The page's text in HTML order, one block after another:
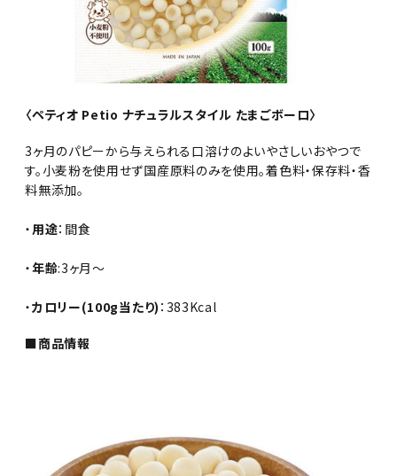
〈ペティオ Petio ナチュラルスタイル たまごボーロ〉
3ヶ月のパピーから与えられる口溶けのよいやさしいおやつで
す。小麦粉を使用せず国産原料のみを使用。着色料・保存料・香
料無添加。
・用途：間食
・年齢:3ヶ月～
・カロリー(100g当たり) ：383Kcal
■商品情報